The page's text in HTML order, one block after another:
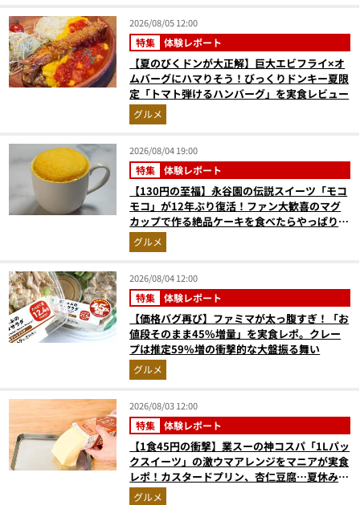
2026/08/05 12:00
特集 体験レポート
【夏のびくドンが大正解】巨大エビフライ×オ
ムバーグにハマりそう！びっくりドンキー夏限
定「トマト弾けるハンバーグ」を実食レビュー
グルメ
2026/08/04 19:00
特集 体験レポート
【130円の至福】永谷園の伝説スイーツ「モコ
モコ」が12年ぶり復活！ファン大歓喜のマグ
カップで作る絶品ケーキを食べたらやっぱり最
高にウマかった
グルメ
2026/08/04 12:00
特集 体験レポート
【価格バグ再び】ファミマが太っ腹すぎ！「お
値段そのまま45%増量」を実食レポ。クレー
プは推定59%増の衝撃的な大盤振る舞い
グルメ
2026/08/03 12:00
特集 体験レポート
【1食45円の衝撃】業スーの神コスパ「1Lパッ
クスイーツ」の激ウマアレンジをマニアが実食
レポ！カスタードプリン、杏仁豆腐…夏休みの
おやつに最強すぎた
グルメ